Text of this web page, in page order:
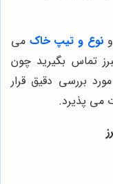
نوع و تیپ خاک می
تماس بگیرید چون
بررسی دقیق قرار
می پذیرد.